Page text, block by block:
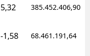
5,32 385.452.406,90
-1,58 68.461.191,64